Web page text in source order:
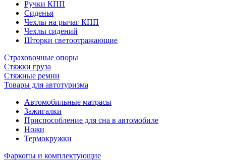
Ручки КПП
Сиденья
Чехлы на рычаг КПП
Чехлы сидений
Шторки светоотражающие
Страховочные опоры
Стяжки груза
Стяжные ремни
Товары для автотуризма
Автомобильные матрасы
Зажигалки
Приспособление для сна в автомобиле
Ножи
Термокружки
Фаркопы и комплектующие